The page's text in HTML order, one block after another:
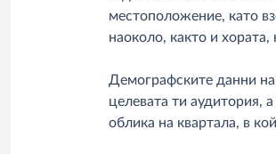
местоположение, като
наоколо, както и
Демографските данни на
целевата ти аудитория,
облика на квартала, в